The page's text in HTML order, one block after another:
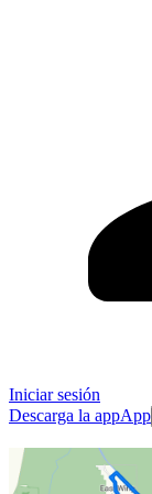
Iniciar sesión
Descarga la appApp